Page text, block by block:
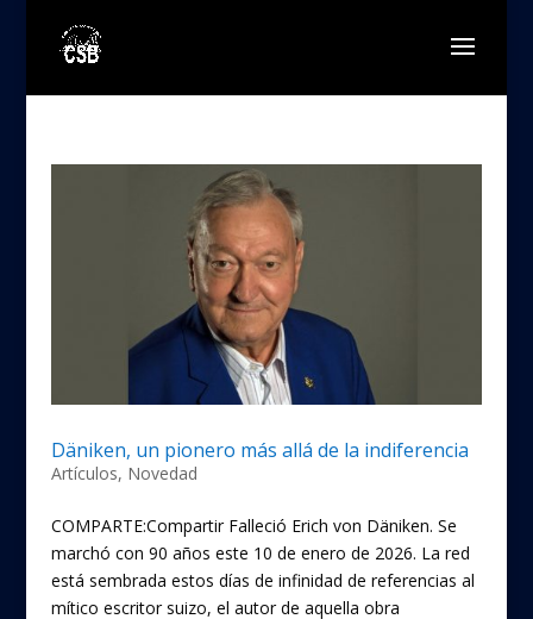
Däniken, un pionero más allá de la indiferencia
Artículos, Novedad
COMPARTE:Compartir Falleció Erich von Däniken. Se
marchó con 90 años este 10 de enero de 2026. La red
está sembrada estos días de infinidad de referencias al
mítico escritor suizo, el autor de aquella obra